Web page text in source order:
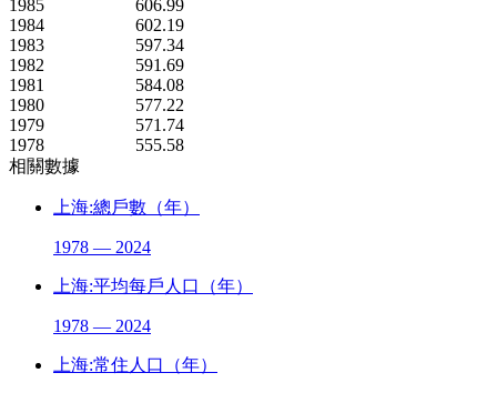
1985
606.99
1984
602.19
1983
597.34
1982
591.69
1981
584.08
1980
577.22
1979
571.74
1978
555.58
相關數據
上海:總戶數（年）
1978 — 2024
上海:平均每戶人口（年）
1978 — 2024
上海:常住人口（年）